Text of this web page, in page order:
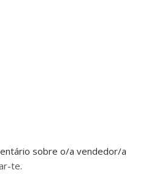
sobre o/a vendedor/a
te.